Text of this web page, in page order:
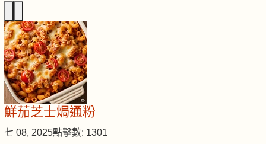
鮮茄芝士焗通粉
七 08, 2025點擊數: 1301